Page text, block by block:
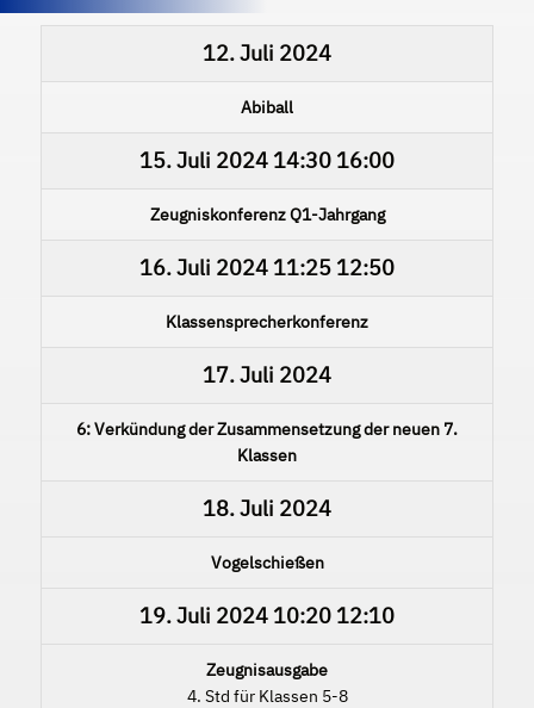
12. Juli 2024
Abiball
15. Juli 2024 14:30 16:00
Zeugniskonferenz Q1-Jahrgang
16. Juli 2024 11:25 12:50
Klassensprecherkonferenz
17. Juli 2024
6: Verkündung der Zusammensetzung der neuen 7.
Klassen
18. Juli 2024
Vogelschießen
19. Juli 2024 10:20 12:10
Zeugnisausgabe
4. Std für Klassen 5-8